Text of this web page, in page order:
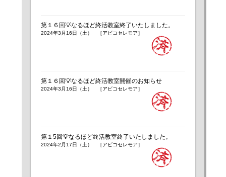
第１６回💡なるほど終活教室終了いたしました。
2024年3月16日（土） ［アビコセレモア］
第１６回💡なるほど終活教室開催のお知らせ
2024年3月16日（土） ［アビコセレモア］
第１5回💡なるほど終活教室終了いたしました。
2024年2月17日（土） ［アビコセレモア］